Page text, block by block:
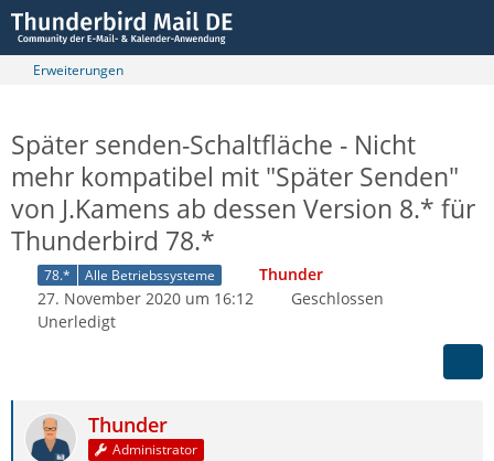
Erweiterungen
Später senden-Schaltfläche - Nicht
mehr kompatibel mit "Später Senden"
von J.Kamens ab dessen Version 8.* für
Thunderbird 78.*
78.* Alle Betriebssysteme
Thunder
27. November 2020 um 16:12
Geschlossen
Unerledigt
Thunder
Administrator